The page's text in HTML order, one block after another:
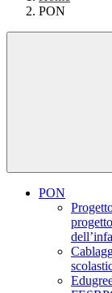
PON
PON